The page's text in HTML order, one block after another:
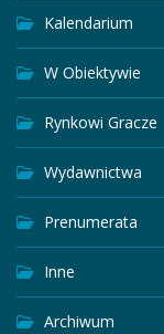
Kalendarium
W Obiektywie
Rynkowi Gracze
Wydawnictwa
Prenumerata
Inne
Archiwum